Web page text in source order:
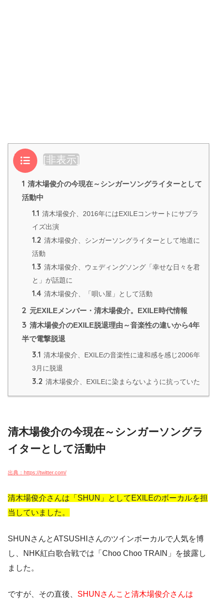
目次 [非表示]
1 清木場俊介の今現在～シンガーソングライターとして
活動中
1.1 清木場俊介、2016年にはEXILEコンサートにサプラ
イズ出演
1.2 清木場俊介、シンガーソングライターとして地道に
活動
1.3 清木場俊介、ウェディングソング「幸せな日々を君
と」が話題に
1.4 清木場俊介、「唄い屋」として活動
2 元EXILEメンバー・清木場俊介。EXILE時代情報
3 清木場俊介のEXILE脱退理由～音楽性の違いから4年
半で電撃脱退
3.1 清木場俊介、EXILEの音楽性に違和感を感じ2006年
3月に脱退
3.2 清木場俊介、EXILEに染まらないように抗っていた
清木場俊介の今現在～シンガーソングラ
イターとして活動中
出典：https://twitter.com/
清木場俊介さんは「SHUN」としてEXILEのボーカルを担
当していました。
SHUNさんとATSUSHIさんのツインボーカルで人気を博
し、NHK紅白歌合戦では「Choo Choo TRAIN」を披露し
ました。
ですが、その直後、 SHUNさんこと清木場俊介さんは